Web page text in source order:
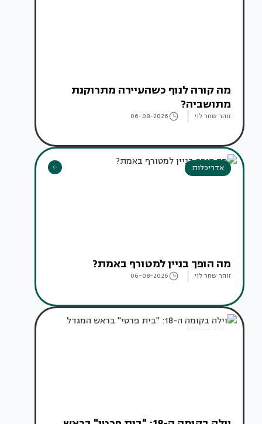
מה קורה לנוף כשהעיירה מתרוקנת
מתושביה?
זוהר שחר לוי 06-08-2026
אדריכלות
מה הופך בניין למטורף באמת?
זוהר שחר לוי 06-08-2026
עיצוב בתים